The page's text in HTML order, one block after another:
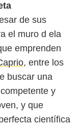
de sus
el muro d ela
emprenden
, entre los
buscar una
y
y que
científica